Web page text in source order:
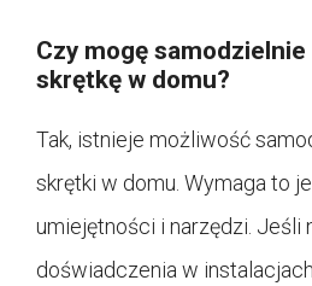
Czy mogę
skrętkę w domu?
Tak, istnieje możliwość
skrętki w domu. Wymaga to
umiejętności i narzędzi. Jeśli
doświadczenia w